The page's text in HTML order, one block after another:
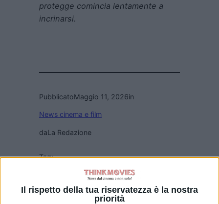
Il rispetto della tua riservatezza è la nostra
priorità
protegge comincia lentamente a
incrinarsi.
PubblicatoMaggio 11, 2026in
News cinema e film
daLa Redazione
Tag:
Articoli recenti